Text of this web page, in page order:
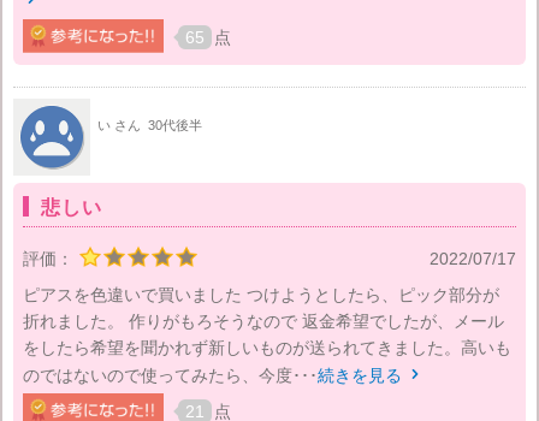
65 点
い さん 30代後半
悲しい
評価：
2022/07/17
ピアスを色違いで買いました つけようとしたら、ピック部分が
折れました。 作りがもろそうなので 返金希望でしたが、メール
をしたら希望を聞かれず新しいものが送られてきました。高いも
のではないので使ってみたら、今度･･･続きを見る 
21 点